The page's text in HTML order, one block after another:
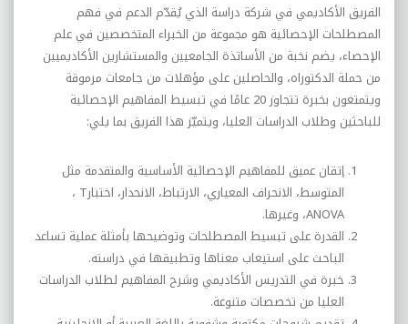
الفريق الأكاديمي في شركة دراسة الذي يُقدّم الدعم في فهم
المصطلحات الإحصائية هو مجموعة من الخبراء المتخصصين في علم
الإحصاء، يضم نخبة من الأساتذة الجامعيين والمستشارين الأكاديميين
من حملة الدكتوراه، والحاصلين على مؤهلات من جامعات مرموقة
ويتمتعون بخبرة تتجاوز 20 عامًا في تبسيط المفاهيم الإحصائية
للباحثين وطلاب الدراسات العليا، ويتميّز هذا الفريق بما يلي:
إتقان عميق للمفاهيم الإحصائية الأساسية والمتقدمة مثل
المتوسط، الانحراف المعياري، الارتباط، الانحدار، اختبارT ،
ANOVA، وغيرها.
القدرة على تبسيط المصطلحات وتوضيحها بأمثلة عملية تساعد
الباحث على استيعاب معناها وتطبيقها في دراسته.
خبرة في التدريس الأكاديمي وشرح المفاهيم لطلاب الدراسات
العليا من تخصصات متنوعة.